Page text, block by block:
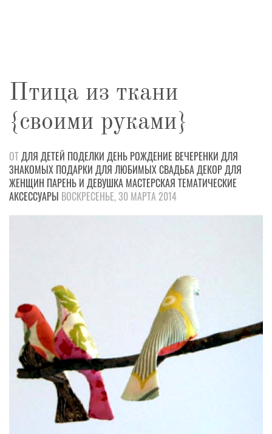
Птица из ткани
{своими руками}
ОТДЛЯ ДЕТЕЙ ПОДЕЛКИ ДЕНЬ РОЖДЕНИЕ ВЕЧЕРЕНКИ ДЛЯ
ЗНАКОМЫХ ПОДАРКИ ДЛЯ ЛЮБИМЫХСВАДЬБАДЕКОРДЛЯ
ЖЕНЩИН ПАРЕНЬ И ДЕВУШКА МАСТЕРСКАЯ ТЕМАТИЧЕСКИЕ
АКСЕССУАРЫ ВОСКРЕСЕНЬЕ, 30 МАРТА 2014